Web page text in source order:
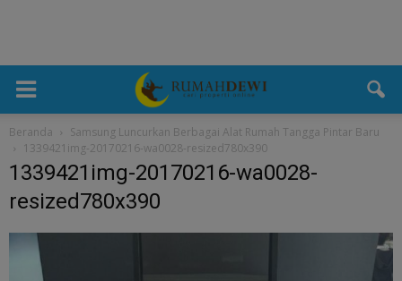
Beranda
Samsung Luncurkan Berbagai Alat Rumah Tangga Pintar Baru
1339421img-20170216-wa0028-resized780x390
1339421img-20170216-wa0028-
resized780x390